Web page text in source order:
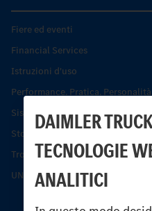
DAIMLER
TECNOLOGIE
ANALITICI
Fiere ed eventi
Financial Services
Istruzioni d'uso
Performance. Pratica. Personalità.
Sistemi di assistenza alla guida e
Storia dell’Unimog
Trovare un partner
UNI-TOUCH®